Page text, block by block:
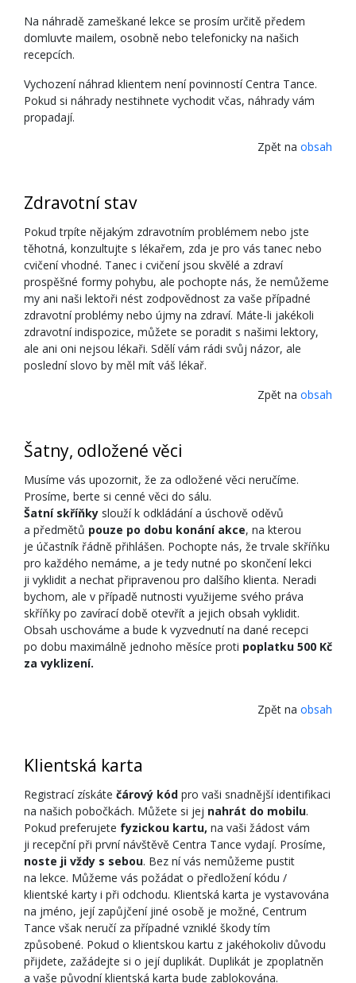
Na náhradě zameškané lekce se prosím určitě předem
domluvte mailem, osobně nebo telefonicky na našich
recepcích.
Vychození náhrad klientem není povinností Centra Tance.
Pokud si náhrady nestihnete vychodit včas, náhrady vám
propadají.
Zpět na obsah
Zdravotní stav
Pokud trpíte nějakým zdravotním problémem nebo jste
těhotná, konzultujte s lékařem, zda je pro vás tanec nebo
cvičení vhodné. Tanec i cvičení jsou skvělé a zdraví
prospěšné formy pohybu, ale pochopte nás, že nemůžeme
my ani naši lektoři nést zodpovědnost za vaše případné
zdravotní problémy nebo újmy na zdraví. Máte-li jakékoli
zdravotní indispozice, můžete se poradit s našimi lektory,
ale ani oni nejsou lékaři. Sdělí vám rádi svůj názor, ale
poslední slovo by měl mít váš lékař.
Zpět na obsah
Šatny, odložené věci
Musíme vás upozornit, že za odložené věci neručíme.
Prosíme, berte si cenné věci do sálu.
Šatní skříňky slouží k odkládání a úschově oděvů
a předmětů pouze po dobu konání akce, na kterou
je účastník řádně přihlášen. Pochopte nás, že trvale skříňku
pro každého nemáme, a je tedy nutné po skončení lekci
ji vyklidit a nechat připravenou pro dalšího klienta. Neradi
bychom, ale v případě nutnosti využijeme svého práva
skříňky po zavírací době otevřít a jejich obsah vyklidit.
Obsah uschováme a bude k vyzvednutí na dané recepci
po dobu maximálně jednoho měsíce proti poplatku 500 Kč
za vyklizení.
Zpět na obsah
Klientská karta
Registrací získáte čárový kód pro vaši snadnější identifikaci
na našich pobočkách. Můžete si jej nahrát do mobilu.
Pokud preferujete fyzickou kartu, na vaši žádost vám
ji recepční při první návštěvě Centra Tance vydají. Prosíme,
noste ji vždy s sebou. Bez ní vás nemůžeme pustit
na lekce. Můžeme vás požádat o předložení kódu /
klientské karty i při odchodu. Klientská karta je vystavována
na jméno, její zapůjčení jiné osobě je možné, Centrum
Tance však neručí za případné vzniklé škody tím
způsobené. Pokud o klientskou kartu z jakéhokoliv důvodu
přijdete, zažádejte si o její duplikát. Duplikát je zpoplatněn
a vaše původní klientská karta bude zablokována.